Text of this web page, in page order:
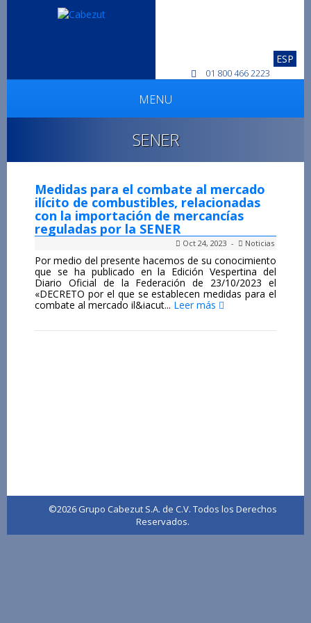
ESP
01 800 466 2223
MENU
SENER
Medidas para el combate al mercado
ilícito de combustibles, relacionadas
con la importación de mercancías
reguladas por la SENER
Oct 24, 2023 - Noticias
Por medio del presente hacemos de su conocimiento
que se ha publicado en la Edición Vespertina del
Diario Oficial de la Federación de 23/10/2023 el
«DECRETO por el que se establecen medidas para el
combate al mercado il&iacut... Leer más
©2026 Grupo Cabezut S.A. de C.V. Todos los Derechos
Reservados.